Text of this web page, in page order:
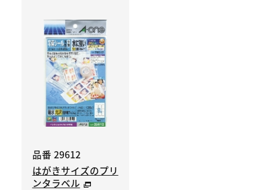
品番 29612
はがきサイズのプリ
ンタラベル